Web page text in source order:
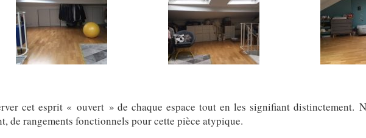
cet esprit « ouvert » de chaque espace tout en les signifiant distinctement.
de rangements fonctionnels pour cette pièce atypique.